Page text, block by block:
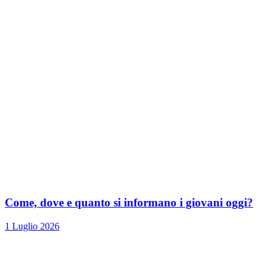
Come, dove e quanto si informano i giovani oggi?
1 Luglio 2026